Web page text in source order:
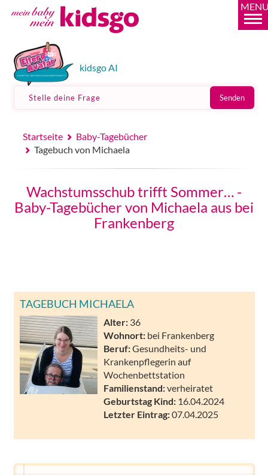
kidsgo AI
Stelle deine Frage Senden
Startseite
Baby-Tagebücher
Tagebuch von Michaela
Wachstumsschub trifft Sommer… -
Baby-Tagebücher von Michaela aus bei
Frankenberg
TAGEBUCH MICHAELA
Alter: 36
Wohnort: bei Frankenberg
Beruf:Gesundheits- und
Krankenpflegerin auf
Wochenbettstation
Familienstand:verheiratet
Geburtstag Kind: 16.04.2024
Letzter Eintrag:07.04.2025